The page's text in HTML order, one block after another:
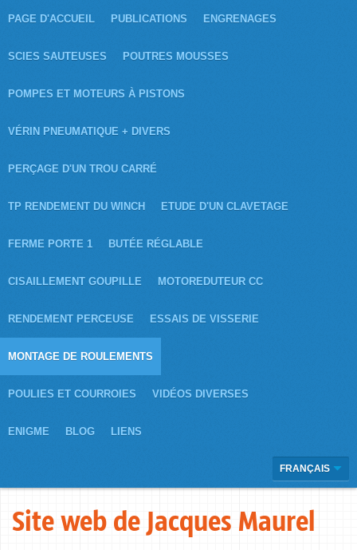
PAGE D'ACCUEIL PUBLICATIONS ENGRENAGES
SCIES SAUTEUSES POUTRES MOUSSES
POMPES ET MOTEURS À PISTONS
VÉRIN PNEUMATIQUE + DIVERS
PERÇAGE D'UN TROU CARRÉ
TP RENDEMENT DU WINCH ETUDE D'UN CLAVETAGE
FERME PORTE 1 BUTÉE RÉGLABLE
CISAILLEMENT GOUPILLE MOTOREDUTEUR CC
RENDEMENT PERCEUSE ESSAIS DE VISSERIE
MONTAGE DE ROULEMENTS
POULIES ET COURROIES VIDÉOS DIVERSES
ENIGME BLOG LIENS
FRANÇAIS
Site web de Jacques Maurel